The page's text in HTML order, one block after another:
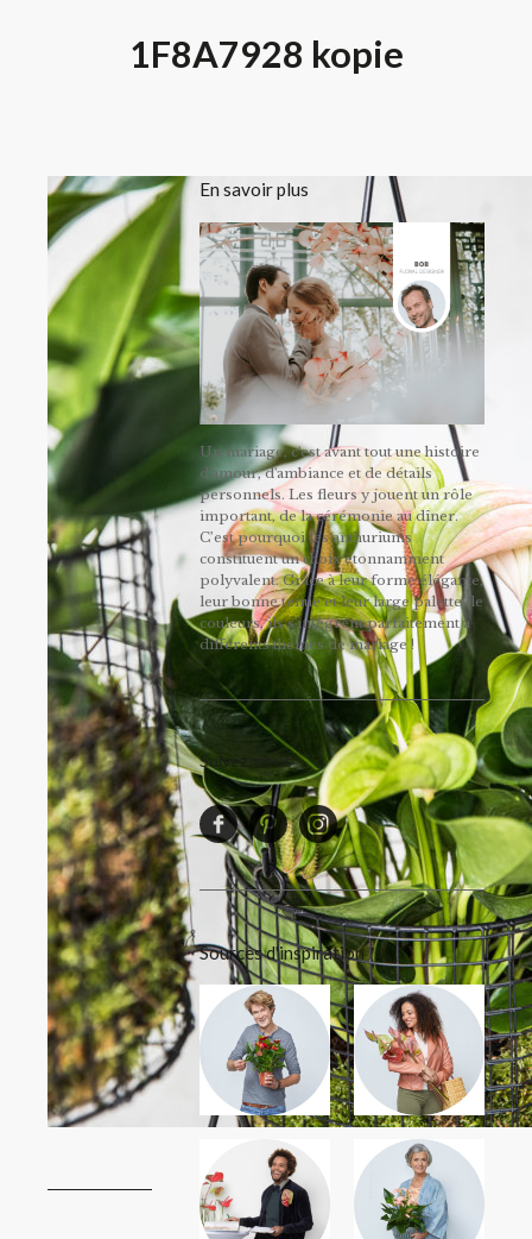
1F8A7928 kopie
En savoir plus
Un mariage, c'est avant tout une histoire
d'amour, d'ambiance et de détails
personnels. Les fleurs y jouent un rôle
important, de la cérémonie au dîner.
C’est pourquoi les anthuriums
constituent un choix étonnamment
polyvalent. Grâce à leur forme élégante,
leur bonne tenue et leur large palette de
couleurs, ils s'intègrent parfaitement à
différents thèmes de mariage !
Suivez-nous
Sources d'inspiration